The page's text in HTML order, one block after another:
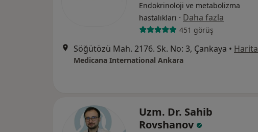
Endokrinoloji ve metabolizma
hastalıkları · Daha fazla
451 görüş
Söğütözü Mah. 2176. Sk. No: 3, Çankaya • Harita
Medicana International Ankara
Uzm. Dr. Sahib
Rovshanov